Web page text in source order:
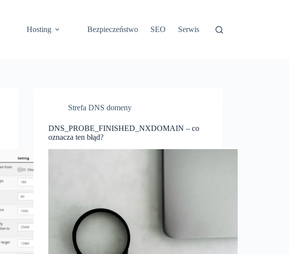
Hosting Bezpieczeństwo SEO Serwis
Strefa DNS domeny
DNS_PROBE_FINISHED_NXDOMAIN – co
oznacza ten błąd?